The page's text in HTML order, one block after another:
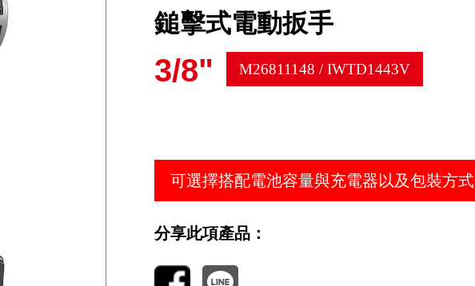
鎚擊式電動扳手
3/8" M26811148 / IWTD1443V
可選擇搭配電池容量與充電器以及包裝方式
分享此項產品：